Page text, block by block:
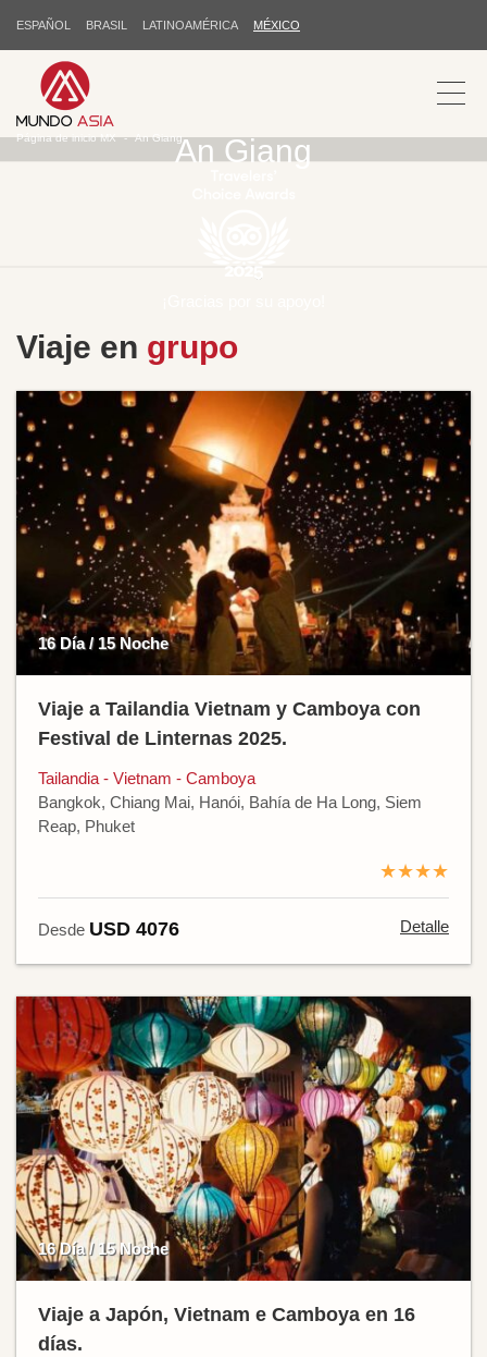
ESPAÑOL BRASIL LATINOAMÉRICA MÉXICO
An Giang
Página de inicio MX An Giang
Viaje en grupo
16 Día / 15 Noche
Viaje a Tailandia Vietnam y Camboya con
Festival de Linternas 2025.
Tailandia - Vietnam - Camboya
Bangkok, Chiang Mai, Hanói, Bahía de Ha Long, Siem
Reap, Phuket
★★★★
Desde USD 4076 Detalle
16 Día / 15 Noche
Viaje a Japón, Vietnam e Camboya en 16
días.